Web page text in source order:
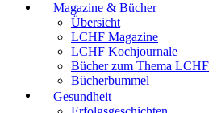
Magazine & Bücher
Übersicht
LCHF Magazine
LCHF Kochjournale
Bücher zum Thema LCHF
Bücherbummel
Gesundheit